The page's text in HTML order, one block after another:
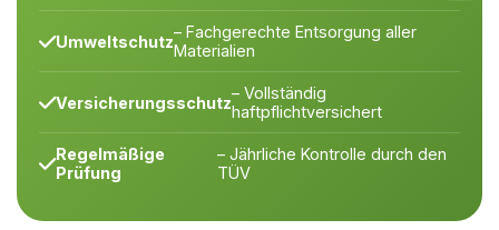
Umweltschutz– Fachgerechte Entsorgung aller
Materialien
Versicherungsschutz– Vollständig
haftpflichtversichert
Regelmäßige
Prüfung
– Jährliche Kontrolle durch den
TÜV